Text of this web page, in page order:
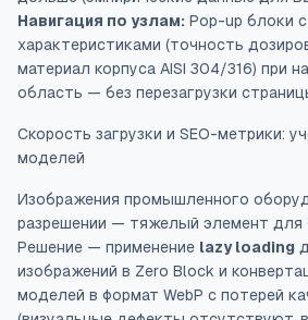
Навигация по узлам: Pop-up блоки
характеристиками (точность
материал корпуса AISI 304/316) при
область — без перезагрузки
Скорость загрузки и SEO-метрики:
моделей
Изображения промышленного
разрешении — тяжелый элемент для
Решение — применение lazy loading
изображений в Zero Block и
моделей в формат WebP с потерей